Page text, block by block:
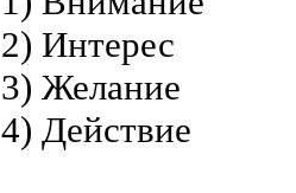
2) Интерес
3) Желание
4) Действие